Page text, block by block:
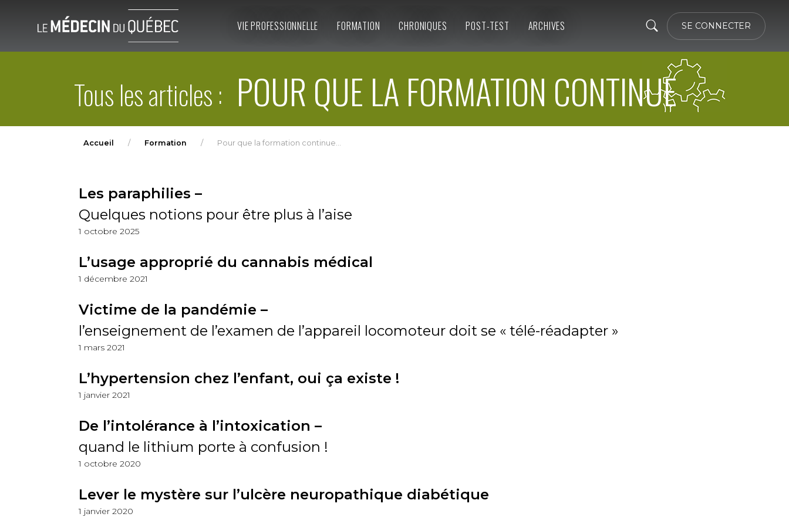
SE CONNECTER
VIE PROFESSIONNELLE FORMATION CHRONIQUES POST-TEST ARCHIVES
Tous les articles : POUR QUE LA FORMATION CONTINUE
Accueil Formation Pour que la formation continue...
Les paraphilies –
Quelques notions pour être plus à l’aise
1 octobre 2025
L’usage approprié du cannabis médical
1 décembre 2021
Victime de la pandémie –
l’enseignement de l’examen de l’appareil locomoteur doit se « télé-réadapter »
1 mars 2021
L’hypertension chez l’enfant, oui ça existe !
1 janvier 2021
De l’intolérance à l’intoxication –
quand le lithium porte à confusion !
1 octobre 2020
Lever le mystère sur l’ulcère neuropathique diabétique
1 janvier 2020